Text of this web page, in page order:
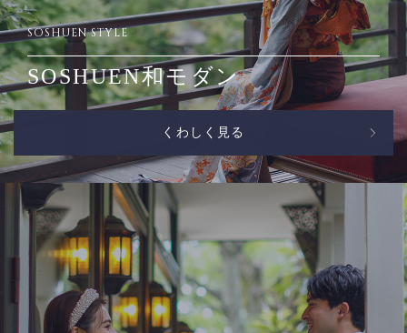
SOSHUEN STYLE
SOSHUEN和モダン
くわしく見る